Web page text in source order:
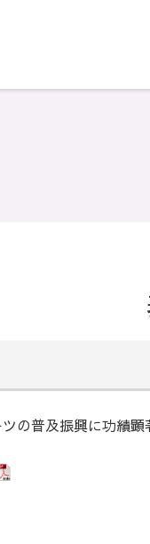
の普及振興に功績顕